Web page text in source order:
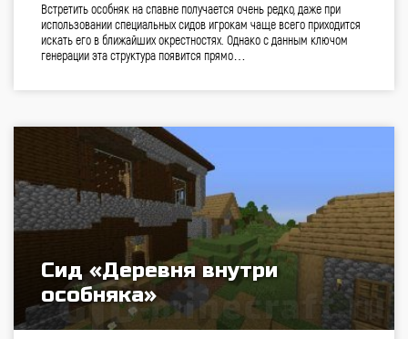
Встретить особняк на спавне получается очень редко, даже при
использовании специальных сидов игрокам чаще всего приходится
искать его в ближайших окрестностях. Однако с данным ключом
генерации эта структура появится прямо…
Сид «Деревня внутри
особняка»